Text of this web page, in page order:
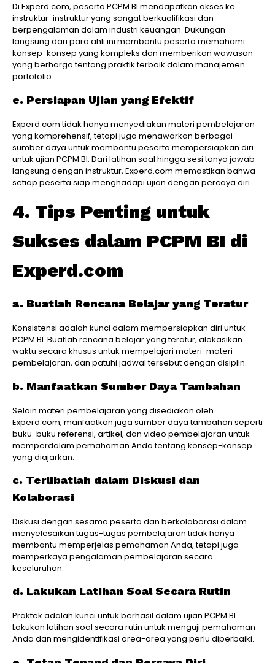
Di Experd.com, peserta PCPM BI mendapatkan akses ke
instruktur-instruktur yang sangat berkualifikasi dan
berpengalaman dalam industri keuangan. Dukungan
langsung dari para ahli ini membantu peserta memahami
konsep-konsep yang kompleks dan memberikan wawasan
yang berharga tentang praktik terbaik dalam manajemen
portofolio.
e. Persiapan Ujian yang Efektif
Experd.com tidak hanya menyediakan materi pembelajaran
yang komprehensif, tetapi juga menawarkan berbagai
sumber daya untuk membantu peserta mempersiapkan diri
untuk ujian PCPM BI. Dari latihan soal hingga sesi tanya jawab
langsung dengan instruktur, Experd.com memastikan bahwa
setiap peserta siap menghadapi ujian dengan percaya diri.
4. Tips Penting untuk
Sukses dalam PCPM BI di
Experd.com
a. Buatlah Rencana Belajar yang Teratur
Konsistensi adalah kunci dalam mempersiapkan diri untuk
PCPM BI. Buatlah rencana belajar yang teratur, alokasikan
waktu secara khusus untuk mempelajari materi-materi
pembelajaran, dan patuhi jadwal tersebut dengan disiplin.
b. Manfaatkan Sumber Daya Tambahan
Selain materi pembelajaran yang disediakan oleh
Experd.com, manfaatkan juga sumber daya tambahan seperti
buku-buku referensi, artikel, dan video pembelajaran untuk
memperdalam pemahaman Anda tentang konsep-konsep
yang diajarkan.
c. Terlibatlah dalam Diskusi dan
Kolaborasi
Diskusi dengan sesama peserta dan berkolaborasi dalam
menyelesaikan tugas-tugas pembelajaran tidak hanya
membantu memperjelas pemahaman Anda, tetapi juga
memperkaya pengalaman pembelajaran secara
keseluruhan.
d. Lakukan Latihan Soal Secara Rutin
Praktek adalah kunci untuk berhasil dalam ujian PCPM BI.
Lakukan latihan soal secara rutin untuk menguji pemahaman
Anda dan mengidentifikasi area-area yang perlu diperbaiki.